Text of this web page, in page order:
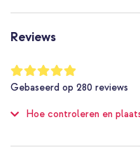
Apple
Reviews
Waardering:
98
%
of
Gebaseerd op 280 reviews
Hoe controleren en